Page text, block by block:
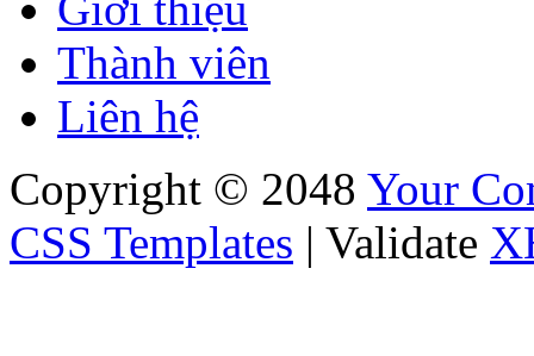
Thành viên
Liên hệ
Copyright © 2048 Your
CSS Templates | Validate